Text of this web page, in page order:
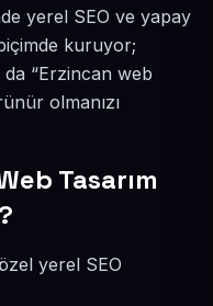
yerel SEO ve yapay
kuruyor;
da “Erzincan web
olmanızı
Tasarım
yerel SEO